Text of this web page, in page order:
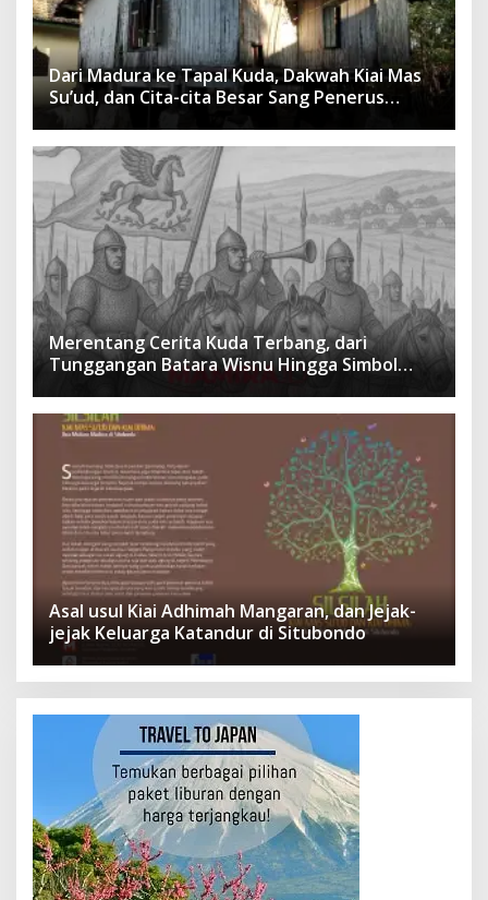
Dari Madura ke Tapal Kuda, Dakwah Kiai Mas
Su’ud, dan Cita-cita Besar Sang Penerus
Merentang Cerita Kuda Terbang, dari
Tunggangan Batara Wisnu Hingga Simbol
Asal usul Kiai Adhimah Mangaran, dan Jejak-
jejak Keluarga Katandur di Situbondo